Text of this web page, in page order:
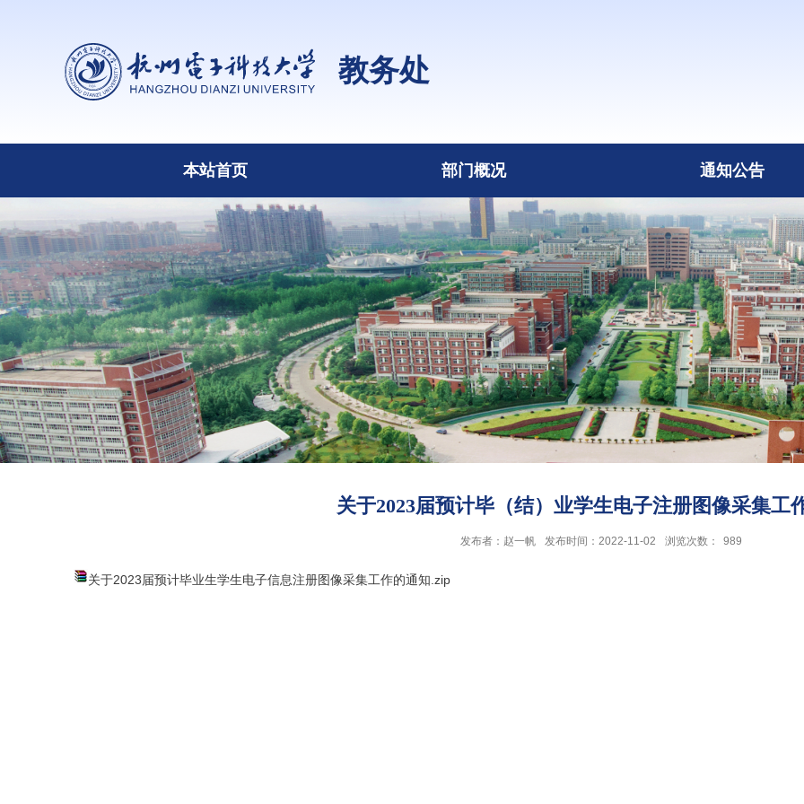
教务处
本站首页 部门概况 通知公告
关于2023届预计毕（结）业学生电子注册图像采集工
发布者：赵一帆 发布时间：2022-11-02 浏览次数： 989
关于2023届预计毕业生学生电子信息注册图像采集工作的通知.zip